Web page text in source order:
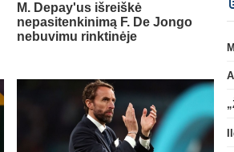
M. Depay'us išreiškė
nepasitenkinimą F. De Jongo
nebuvimu rinktinėje